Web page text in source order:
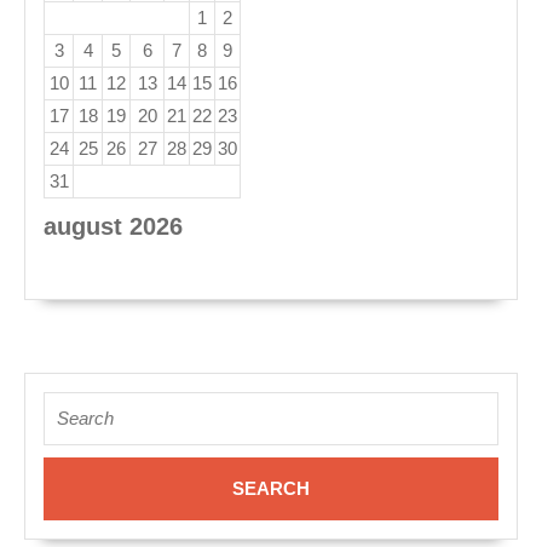
august 2026
1
2
3
4 5 6 7 8
9
10 11 12 13 14 15 16
17 18 19 20 21 22 23
24 25 26 27 28 29 30
31
for: